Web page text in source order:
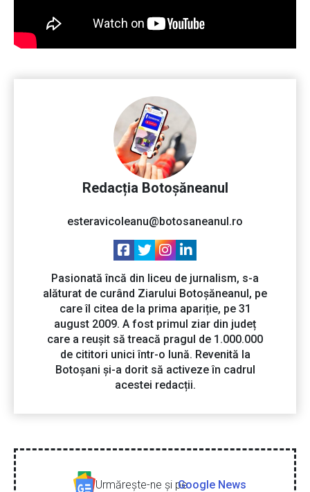
Redacția Botoșăneanul
esteravicoleanu@botosaneanul.ro
Pasionată încă din liceu de jurnalism, s-a
alăturat de curând Ziarului Botoșăneanul, pe
care îl citea de la prima apariție, pe 31
august 2009. A fost primul ziar din județ
care a reușit să treacă pragul de 1.000.000
de cititori unici într-o lună. Revenită la
Botoșani și-a dorit să activeze în cadrul
acestei redacții.
Urmăreşte-ne şi peGoogle News